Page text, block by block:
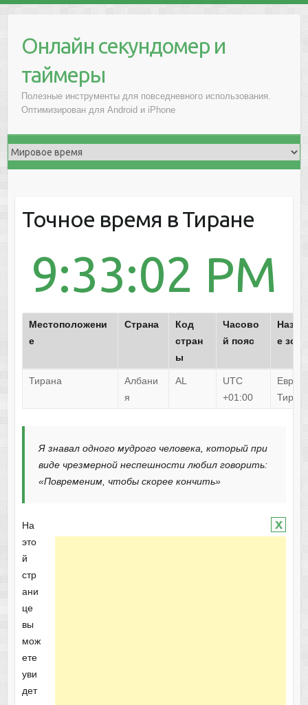
Онлайн секундомер и
таймеры
Полезные инструменты для повседневного использования.
Оптимизирован для Android и iPhone
Точное время в Тиране
9:33:02 PM
Местоположени
е
Страна
Код
стран
ы
Часово
й пояс
е
Тирана
Албани
я
AL
UTC
+01:00
Тиран
Я знавал одного мудрого человека, который при
виде чрезмерной неспешности любил говорить:
«Повременим, чтобы скорее кончить»
x
На
это
й
стр
ани
це
вы
мож
ете
уви
дет